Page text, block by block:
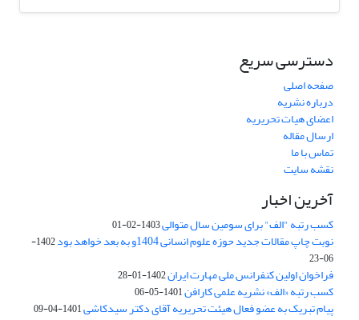
دسترسی سریع
صفحه اصلی
درباره نشریه
اعضای هیات تحریریه
ارسال مقاله
تماس با ما
نقشه سایت
آخرین اخبار
کسب رتبه "الف" برای سومین سال متوالی1403-02-01
نوبت چاپ مقالات جدید حوزه علوم انسانی 1404و به بعد خواهد بود
1402-
06-23
فراخوان اولین کنفرانس ملی مهارت ایران1402-01-28
کسب رتبه «الف» نشریه علمی کارافن1401-05-06
پیام تبریک به عضو فعال هیئت تحریریه آقای دکتر سیدکاشی1401-04-09